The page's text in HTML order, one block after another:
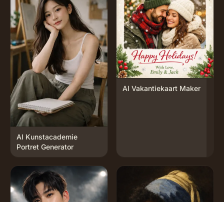
AI Kunstacademie
Portret Generator
AI Vakantiekaart Maker